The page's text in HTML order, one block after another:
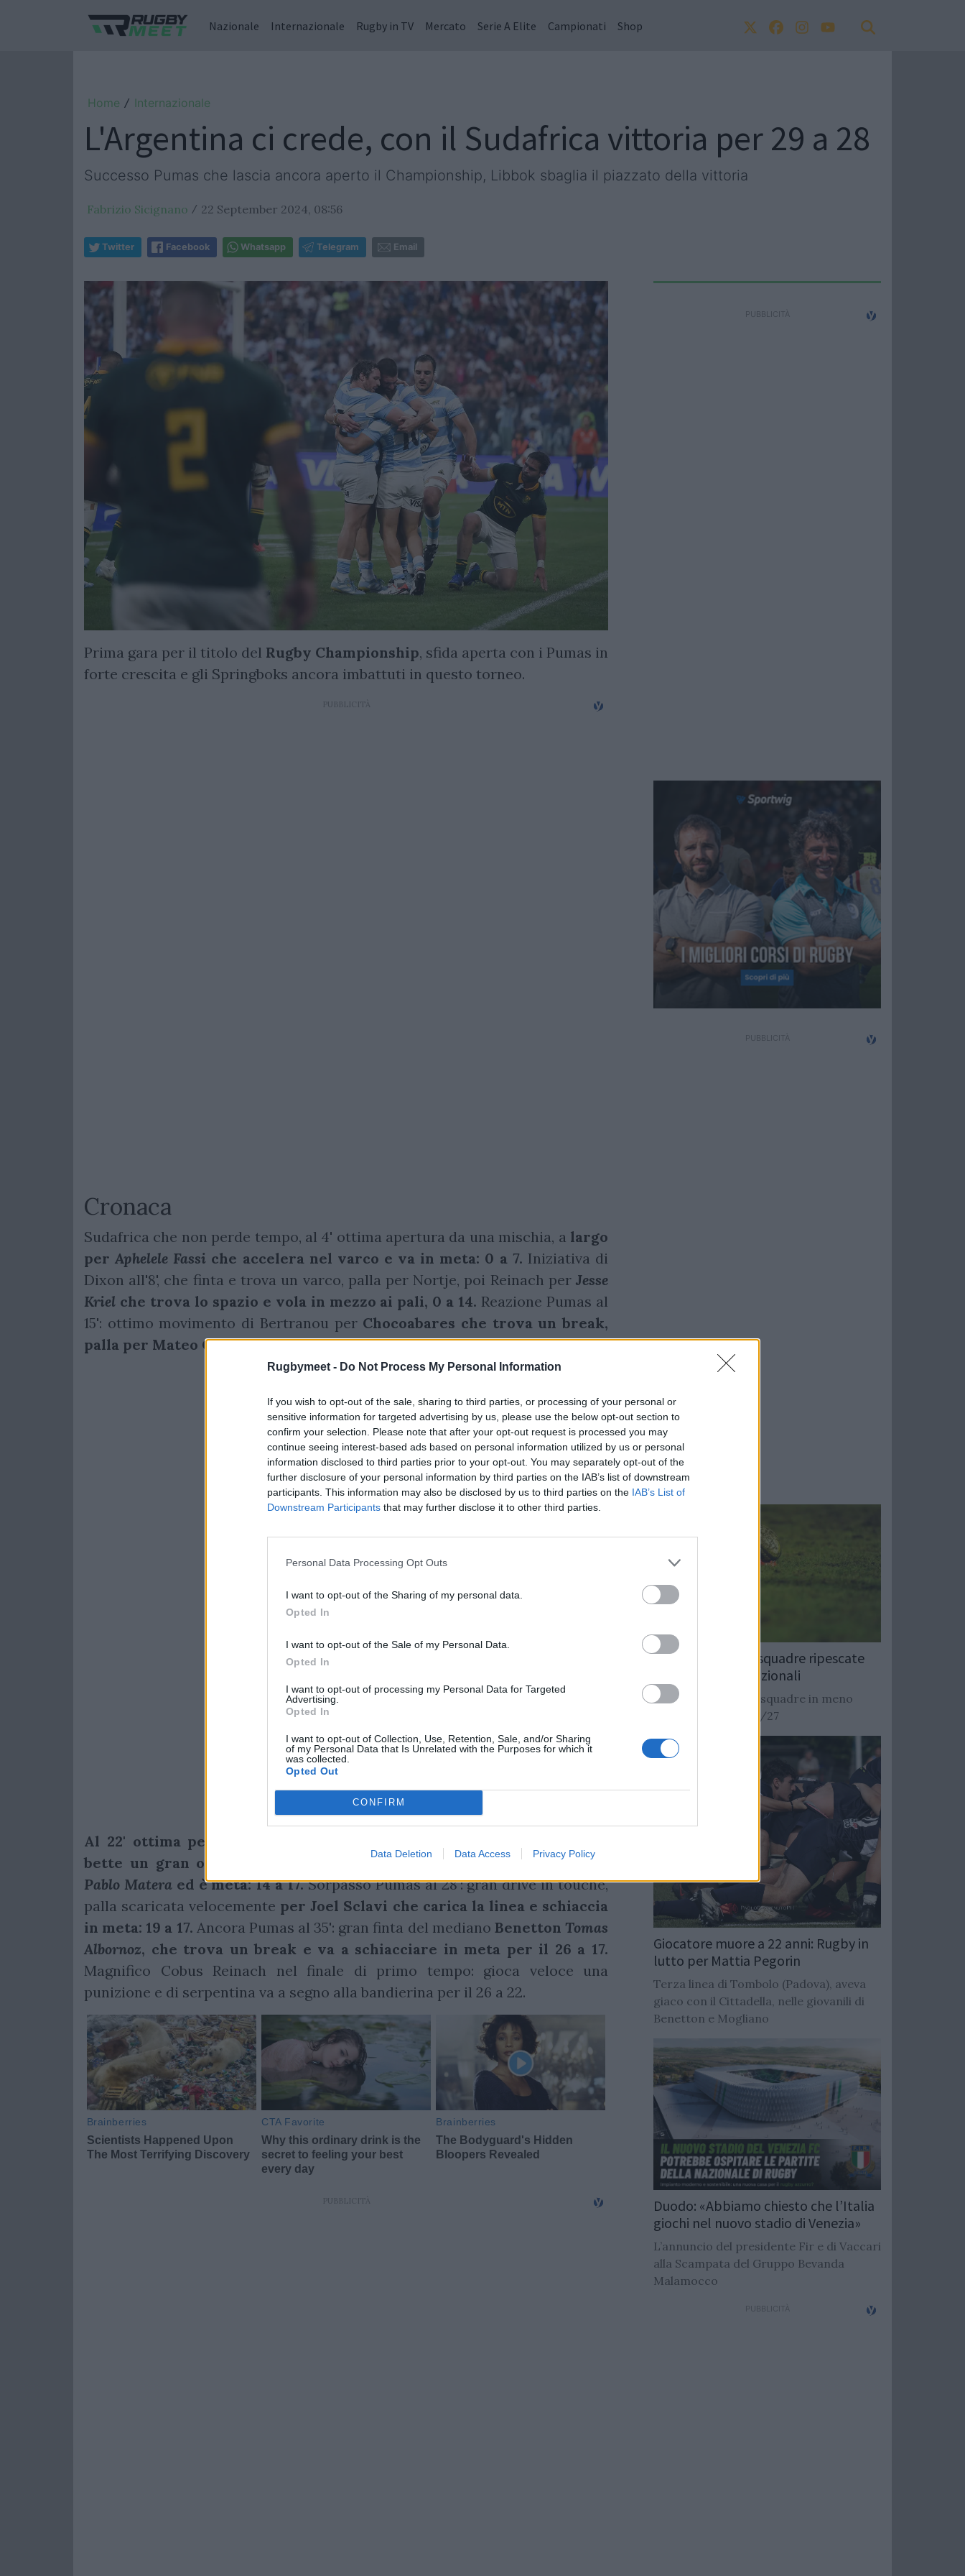
Rugbymeet - Do Not Process My Personal Information
If you wish to opt-out of the sale, sharing to third parties, or processing of your personal or
sensitive information for targeted advertising by us, please use the below opt-out section to
confirm your selection. Please note that after your opt-out request is processed you may
continue seeing interest-based ads based on personal information utilized by us or personal
information disclosed to third parties prior to your opt-out. You may separately opt-out of the
further disclosure of your personal information by third parties on the IAB’s list of downstream
participants. This information may also be disclosed by us to third parties on the IAB’s List of
Downstream Participants that may further disclose it to other third parties.
Personal Data Processing Opt Outs
I want to opt-out of the Sharing of my personal data.
Opted In
I want to opt-out of the Sale of my Personal Data.
Opted In
I want to opt-out of processing my Personal Data for Targeted
Advertising.
Opted In
I want to opt-out of Collection, Use, Retention, Sale, and/or Sharing
of my Personal Data that Is Unrelated with the Purposes for which it
was collected.
Opted Out
CONFIRM
Data Deletion Data Access Privacy Policy
Nazionale Internazionale Rugby in TV Mercato Serie A Elite Campionati Shop
Home / Internazionale
L'Argentina ci crede, con il Sudafrica vittoria per 29 a 28
Successo Pumas che lascia ancora aperto il Championship, Libbok sbaglia il piazzato della vittoria
Fabrizio Sicignano / 22 September 2024, 08:56
Twitter Facebook Whatsapp Telegram Email
Prima gara per il titolo del Rugby Championship, sfida aperta con i Pumas in
forte crescita e gli Springboks ancora imbattuti in questo torneo.
Cronaca
Sudafrica che non perde tempo, al 4' ottima apertura da una mischia, a largo
perAphelele Fassi che accelera nel varco e va in meta: 0 a 7. Iniziativa di
Dixon all'8', che finta e trova un varco, palla per Nortje, poi Reinach per Jesse
Kriel che trova lo spazio e vola in mezzo ai pali, 0 a 14. Reazione Pumas al
15': ottimo movimento di Bertranou per Chocoabares che trova un break,
palla per Mateo Carreras che segna: 7 a 14.
Al 22' ottima percussione da Albornoz a Chocoabares, poi Mallìa che
bette un gran offload per Carreras. L'ala vola sulla fascia, scarico su
Pablo Materaed è meta: 14 a 17.Sorpasso Pumas al 28': gran drive in touche,
palla scaricata velocemente per Joel Sclavi che carica la linea e schiaccia
in meta: 19 a 17. Ancora Pumas al 35': gran finta del mediano Benetton Tomas
Albornoz, che trova un break e va a schiacciare in meta per il 26 a 17.
Magnifico Cobus Reinach nel finale di primo tempo: gioca veloce una
punizione e di serpentina va a segno alla bandierina per il 26 a 22.
Rugby: Record di squadre ripescate
nei campionati nazionali
Si stimano oltre 20 squadre in meno
dalla stagione 2026/27
Giocatore muore a 22 anni: Rugby in
lutto per Mattia Pegorin
Terza linea di Tombolo (Padova), aveva
giaco con il Cittadella, nelle giovanili di
Benetton e Mogliano
Duodo: «Abbiamo chiesto che l’Italia
giochi nel nuovo stadio di Venezia»
L’annuncio del presidente Fir e di Vaccari
alla Scampata del Gruppo Bevanda
Malamocco